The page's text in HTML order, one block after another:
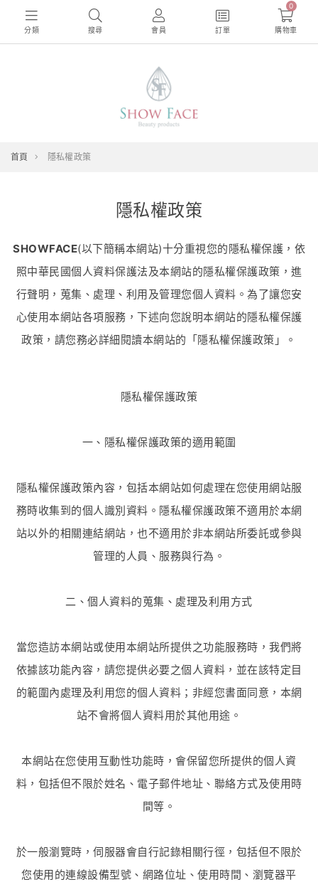
分類 搜尋 會員 訂單
0
購物車
首頁 隱私權政策
隱私權政策
SHOWFACE(以下簡稱本網站)十分重視您的隱私權保護，依
照中華民國個人資料保護法及本網站的隱私權保護政策，進
行聲明，蒐集、處理、利用及管理您個人資料。為了讓您安
心使用本網站各項服務，下述向您說明本網站的隱私權保護
政策，請您務必詳細閱讀本網站的「隱私權保護政策」。
隱私權保護政策
一、隱私權保護政策的適用範圍
隱私權保護政策內容，包括本網站如何處理在您使用網站服
務時收集到的個人識別資料。隱私權保護政策不適用於本網
站以外的相關連結網站，也不適用於非本網站所委託或參與
管理的人員、服務與行為。
二、個人資料的蒐集、處理及利用方式
當您造訪本網站或使用本網站所提供之功能服務時，我們將
依據該功能內容，請您提供必要之個人資料，並在該特定目
的範圍內處理及利用您的個人資料；非經您書面同意，本網
站不會將個人資料用於其他用途。
本網站在您使用互動性功能時，會保留您所提供的個人資
料，包括但不限於姓名、電子郵件地址、聯絡方式及使用時
間等。
於一般瀏覽時，伺服器會自行記錄相關行徑，包括但不限於
您使用的連線設備型號、網路位址、使用時間、瀏覽器平